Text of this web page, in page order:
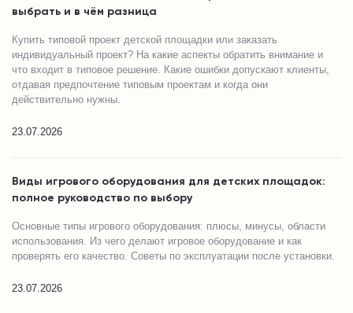
выбрать и в чём разница
Купить типовой проект детской площадки или заказать
индивидуальный проект? На какие аспекты обратить внимание и
что входит в типовое решение. Какие ошибки допускают клиенты,
отдавая предпочтение типовым проектам и когда они
действительно нужны.
23.07.2026
Виды игрового оборудования для детских площадок:
полное руководство по выбору
Основные типы игрового оборудования: плюсы, минусы, области
использования. Из чего делают игровое оборудование и как
проверять его качество. Советы по эксплуатации после установки.
23.07.2026